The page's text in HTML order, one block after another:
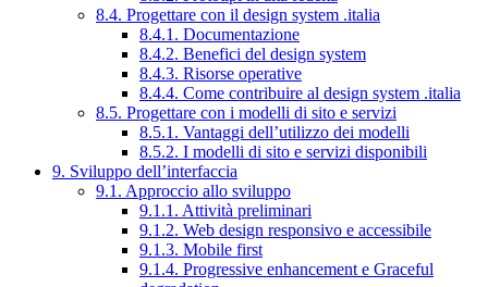
8.4. Progettare con il design system .italia
8.4.1. Documentazione
8.4.2. Benefici del design system
8.4.3. Risorse operative
8.4.4. Come contribuire al design system .italia
8.5. Progettare con i modelli di sito e servizi
8.5.1. Vantaggi dell’utilizzo dei modelli
8.5.2. I modelli di sito e servizi disponibili
9. Sviluppo dell’interfaccia
9.1. Approccio allo sviluppo
9.1.1. Attività preliminari
9.1.2. Web design responsivo e accessibile
9.1.3. Mobile first
9.1.4. Progressive enhancement e Graceful